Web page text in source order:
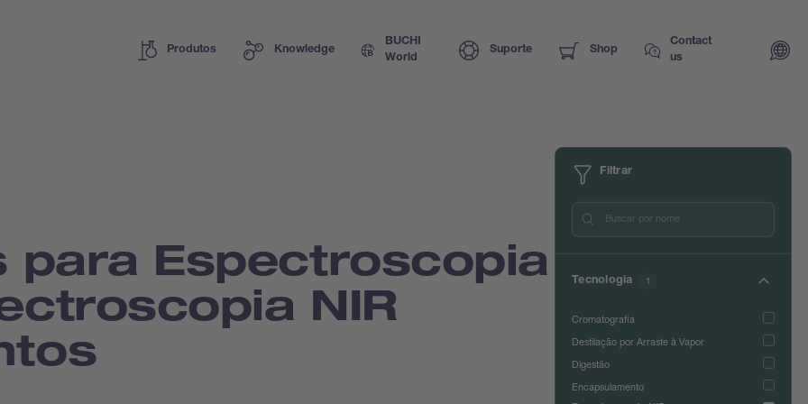
Produtos Knowledge
BUCHI
World
Suporte Shop
Contact
us
Filtrar
Tecnologia 1
Cromatografia
Destilação por Arraste à Vapor
Digestão
Encapsulamento
para Espectroscopia
NIR